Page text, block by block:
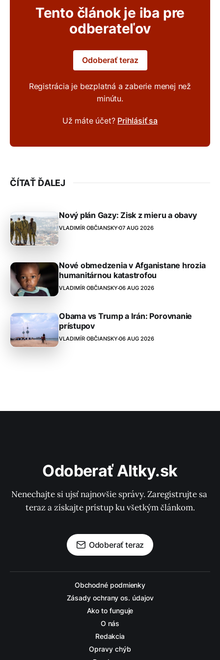
Tento článok je iba pre
odberateľov
Odoberať teraz
Registrácia je bezplatná a zaberie menej než
minútu.
Už máte účet? Prihlásiť sa
ČÍTAŤ ĎALEJ
Nový plán Gazy: Zisk z mieru a obavy
VLADIMÍR OBČIANSKY 07 AUG 2026
Nové obmedzenia v Afganistane hrozia
humanitárnou katastrofou
VLADIMÍR OBČIANSKY 06 AUG 2026
Obama vs Trump a Irán: Porovnanie
prístupov
VLADIMÍR OBČIANSKY 06 AUG 2026
Odoberať Altky.sk
Nenechajte si ujsť najnovšie správy. Zaregistrujte sa
teraz a získajte prístup ku všetkým článkom.
Odoberať teraz
Obchodné podmienky
Zásady ochrany os. údajov
Ako to funguje
O nás
Redakcia
Opravy chýb